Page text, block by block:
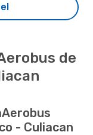
de
- Culiacan